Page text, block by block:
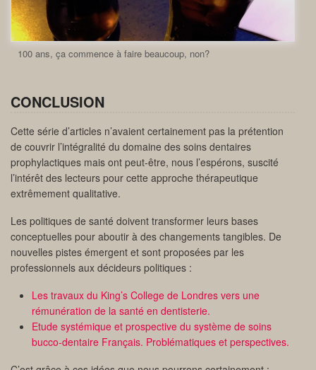
100 ans, ça commence à faire beaucoup, non?
CONCLUSION
Cette série d’articles n’avaient certainement pas la prétention
de couvrir l’intégralité du domaine des soins dentaires
prophylactiques mais ont peut-être, nous l’espérons, suscité
l’intérêt des lecteurs pour cette approche thérapeutique
extrêmement qualitative.
Les politiques de santé doivent transformer leurs bases
conceptuelles pour aboutir à des changements tangibles. De
nouvelles pistes émergent et sont proposées par les
professionnels aux décideurs politiques :
Les travaux du King’s College de Londres vers une
rémunération de la santé en dentisterie.
Etude systémique et prospective du système de soins
bucco-dentaire Français. Problématiques et perspectives.